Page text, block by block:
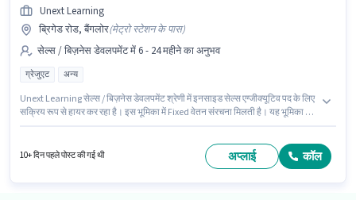
Unext Learning
ब्रिगेड रोड, बैंगलोर(मेट्रो स्टेशन के पास)
सेल्स / बिज़नेस डेवलपमेंट में 6 - 24 महीने का अनुभव
ग्रेजुएट अन्य
Unext Learning सेल्स / बिज़नेस डेवलपमेंट श्रेणी में इनसाइड सेल्स एग्जीक्यूटिव पद के लिए
सक्रिय रूप से हायर कर रहा है। इस भूमिका में Fixed वेतन संरचना मिलती है। यह भूमिका 6 -
चाहिए।
10+ दिन पहले पोस्ट की गई थी अप्लाई कॉल